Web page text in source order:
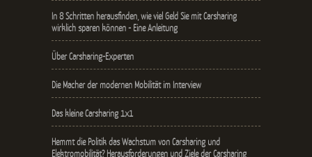
In 8 Schritten herausfinden, wie viel Geld Sie mit Carsharing
wirklich sparen können - Eine Anleitung
Über Carsharing-Experten
Die Macher der modernen Mobilität im Interview
Das kleine Carsharing 1x1
Hemmt die Politik das Wachstum von Carsharing und
Elektromobilität? Herausforderungen und Ziele der Carsharing